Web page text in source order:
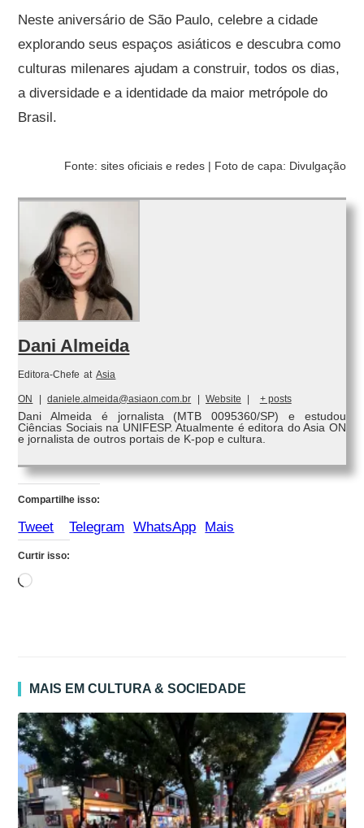
Neste aniversário de São Paulo, celebre a cidade
explorando seus espaços asiáticos e descubra como
culturas milenares ajudam a construir, todos os dias,
a diversidade e a identidade da maior metrópole do
Brasil.
Fonte: sites oficiais e redes | Foto de capa: Divulgação
Dani Almeida
Editora-Chefe at Asia
ON | daniele.almeida@asiaon.com.br | Website | + posts
Dani Almeida é jornalista (MTB 0095360/SP) e estudou
Ciências Sociais na UNIFESP. Atualmente é editora do Asia ON
e jornalista de outros portais de K-pop e cultura.
Compartilhe isso:
Tweet Telegram WhatsApp Mais
Curtir isso:
Carregando...
MAIS EM CULTURA & SOCIEDADE